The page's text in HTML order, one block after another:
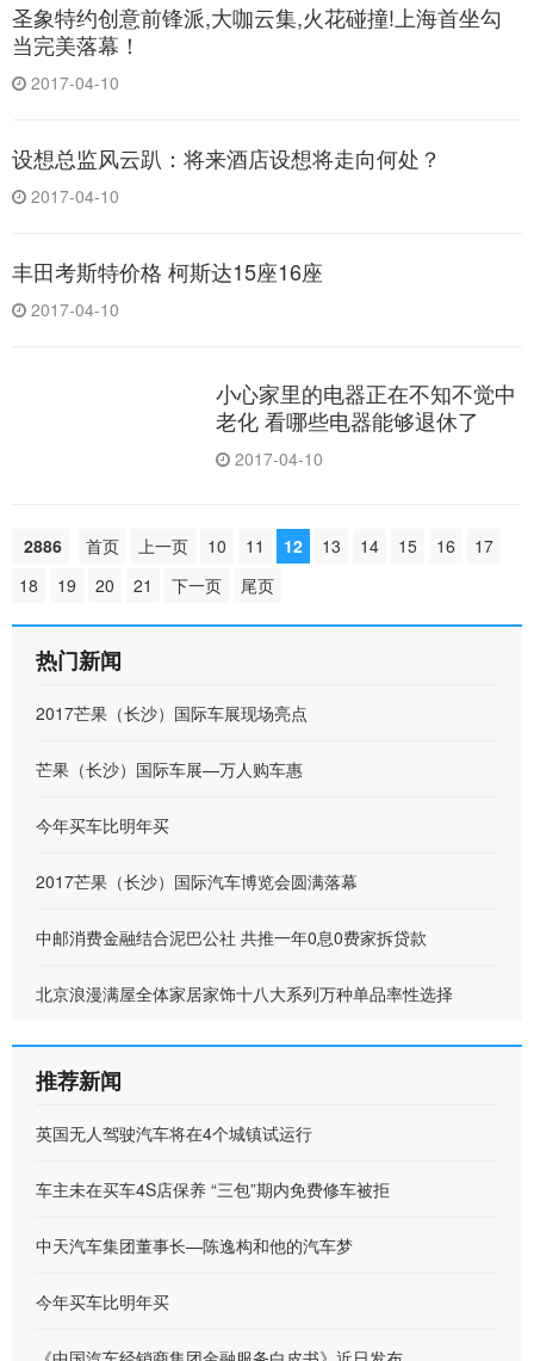
圣象特约创意前锋派,大咖云集,火花碰撞!上海首坐勾
当完美落幕！
2017-04-10
设想总监风云趴：将来酒店设想将走向何处？
2017-04-10
丰田考斯特价格 柯斯达15座16座
2017-04-10
小心家里的电器正在不知不觉中
老化 看哪些电器能够退休了
2017-04-10
2886 首页 上一页 10 11 12 13 14 15 16
17
18
19 20 21 下一页 尾页
热门新闻
2017芒果（长沙）国际车展现场亮点
芒果（长沙）国际车展—万人购车惠
今年买车比明年买
2017芒果（长沙）国际汽车博览会圆满落幕
中邮消费金融结合泥巴公社 共推一年0息0费家拆贷款
北京浪漫满屋全体家居家饰十八大系列万种单品率性选择
推荐新闻
英国无人驾驶汽车将在4个城镇试运行
车主未在买车4S店保养 “三包”期内免费修车被拒
中天汽车集团董事长—陈逸构和他的汽车梦
今年买车比明年买